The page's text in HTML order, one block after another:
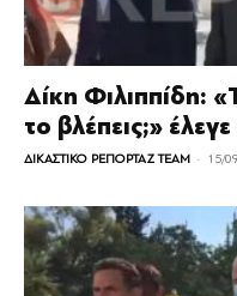
Δίκη Φιλιππίδη:
το βλέπεις;»
ΔΙΚΑΣΤΙΚΟ ΡΕΠΟΡΤΑΖ TEAM - 15/